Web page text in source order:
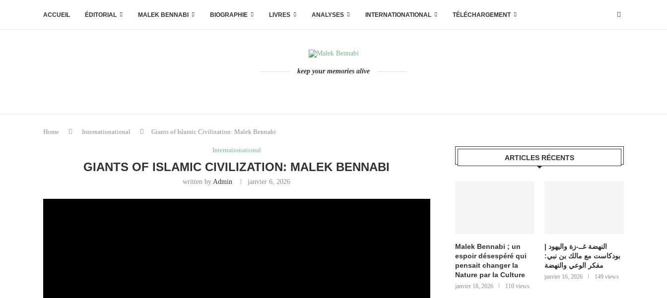
ACCUEIL ÉDITORIAL MALEK BENNABI BIOGRAPHIE LIVRES ANALYSES INTERNATIONATIONAL TÉLÉCHARGEMENT
keep your memories alive
Home Internationational Giants of Islamic Civilization: Malek Bennabi
Internationational
GIANTS OF ISLAMIC CIVILIZATION: MALEK BENNABI
written byAdmin janvier 6, 2026
ARTICLES RÉCENTS
Malek Bennabi ; un
espoir désespéré qui
pensait changer la
Nature par la Culture
janvier 18, 2026 110 views
النهضة غــ-زة واليهود |
بودكاست مع مالك بن نبي:
مفكر الوعي والنهضة
janvier 16, 2026 149 views